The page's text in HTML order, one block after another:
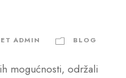
ADMIN BLOG
mogućnosti, održali